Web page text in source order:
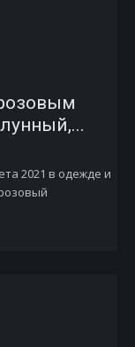
2021 в одежде и